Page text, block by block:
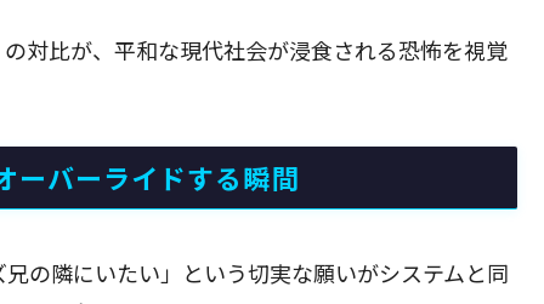
対比が、平和な現代社会が浸食される恐怖を視覚
ーバーライドする瞬間
の隣にいたい」という切実な願いがシステムと同